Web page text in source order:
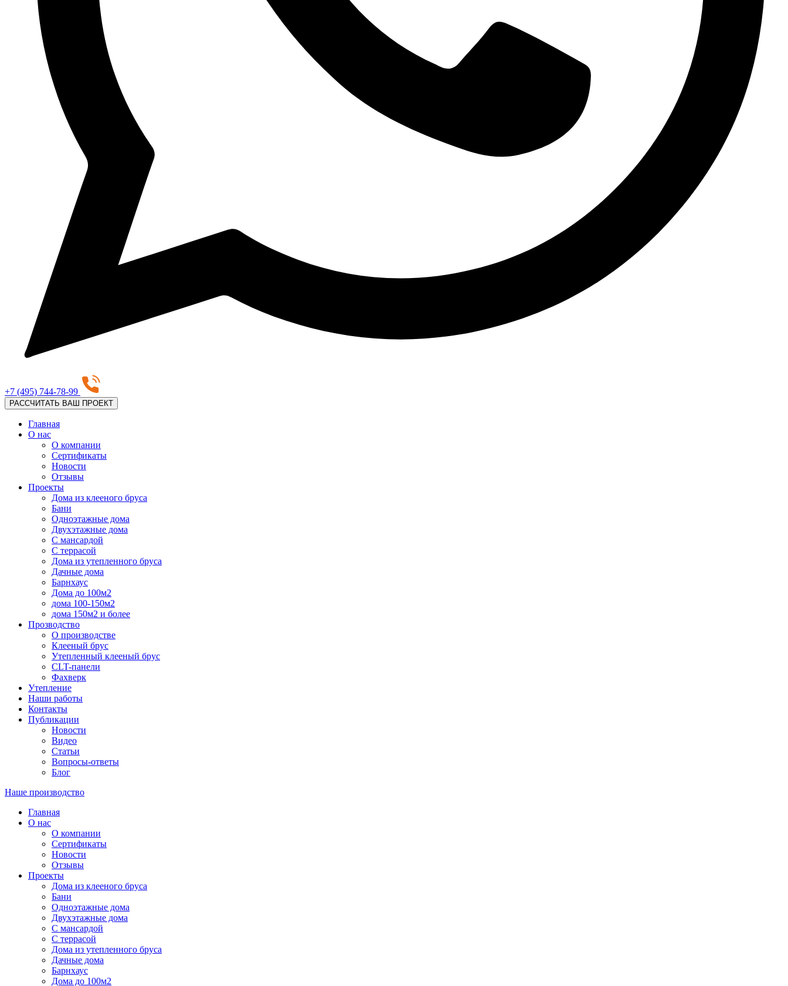
+7 (495) 744-78-99
РАССЧИТАТЬ ВАШ ПРОЕКТ
Главная
О нас
О компании
Сертификаты
Новости
Отзывы
Проекты
Дома из клееного бруса
Бани
Одноэтажные дома
Двухэтажные дома
С мансардой
С террасой
Дома из утепленного бруса
Дачные дома
Барнхаус
Дома до 100м2
дома 100-150м2
дома 150м2 и более
Прозводство
О производстве
Клееный брус
Утепленный клееный брус
CLT-панели
Фахверк
Утепление
Наши работы
Контакты
Публикации
Новости
Видео
Статьи
Вопросы-ответы
Блог
Наше производство
Главная
О нас
О компании
Сертификаты
Новости
Отзывы
Проекты
Дома из клееного бруса
Бани
Одноэтажные дома
Двухэтажные дома
С мансардой
С террасой
Дома из утепленного бруса
Дачные дома
Барнхаус
Дома до 100м2